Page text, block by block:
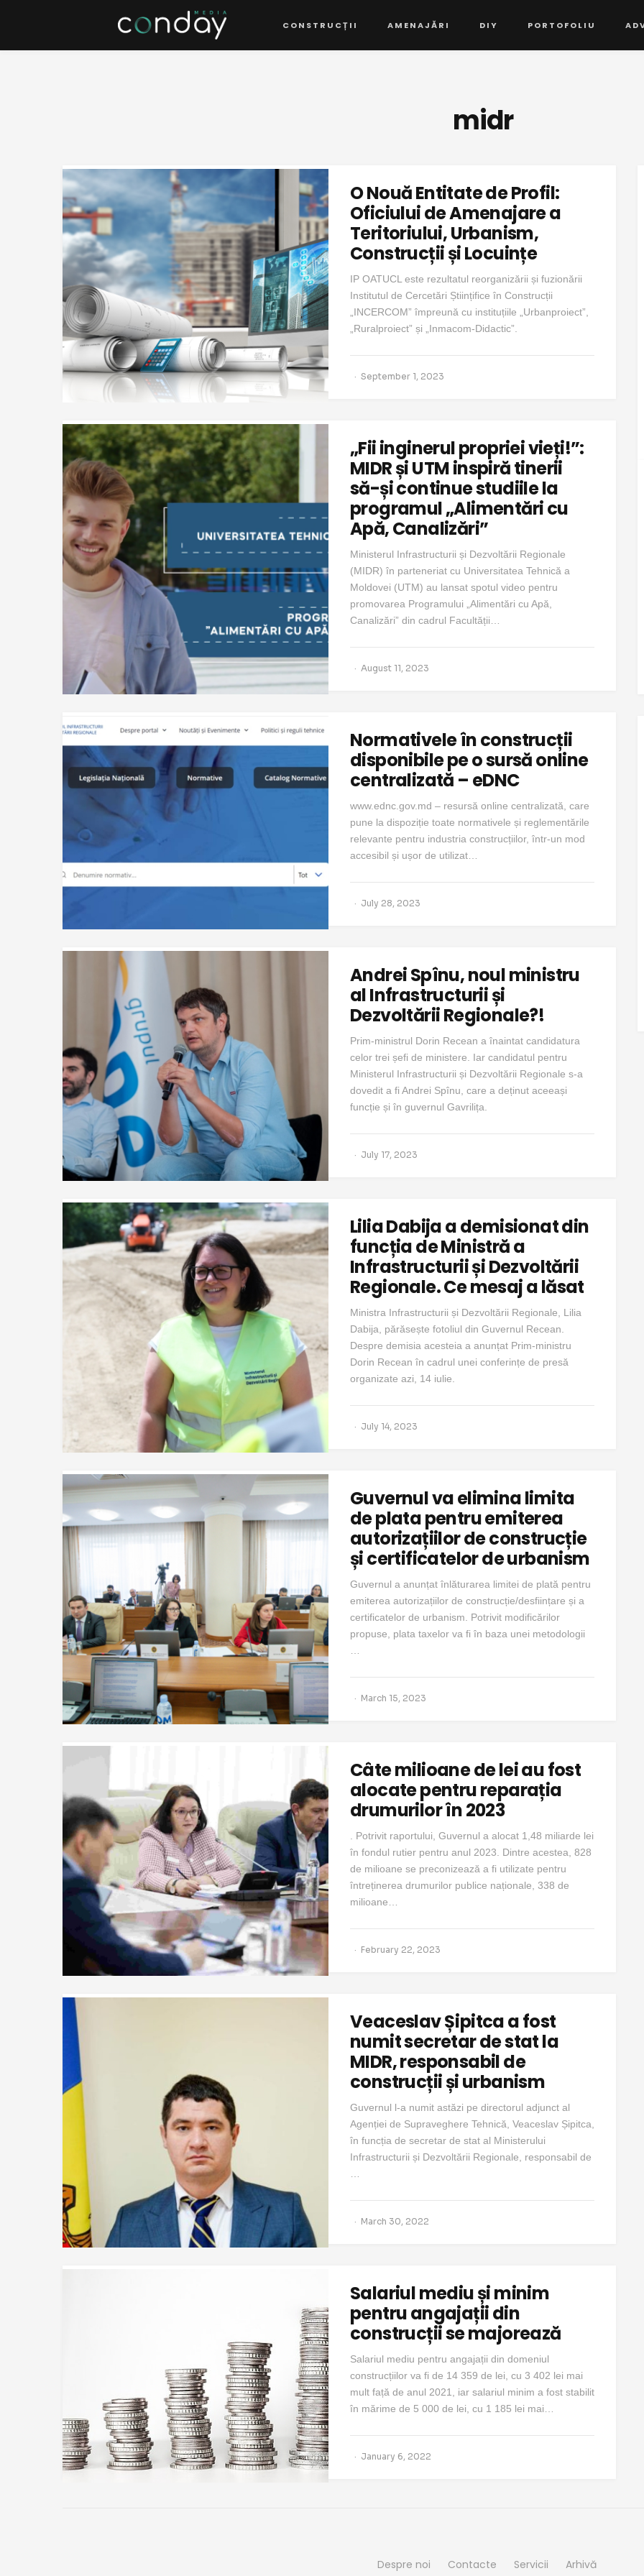
CONSTRUCȚII AMENAJĂRI DIY PORTOFOLIU
midr
O Nouă Entitate de Profil:
Oficiului de Amenajare a
Teritoriului, Urbanism,
Construcții și Locuințe
IP OATUCL este rezultatul reorganizării și fuzionării
Institutul de Cercetări Științifice în Construcții
„INCERCOM” împreună cu instituțiile „Urbanproiect”,
„Ruralproiect” și „Inmacom-Didactic”.
September 1, 2023
„Fii inginerul propriei vieți!”:
MIDR și UTM inspiră tinerii
să-și continue studiile la
programul „Alimentări cu
Apă, Canalizări”
Ministerul Infrastructurii și Dezvoltării Regionale
(MIDR) în parteneriat cu Universitatea Tehnică a
Moldovei (UTM) au lansat spotul video pentru
promovarea Programului „Alimentări cu Apă,
Canalizări” din cadrul Facultății…
August 11, 2023
Normativele în construcții
disponibile pe o sursă online
centralizată – eDNC
www.ednc.gov.md – resursă online centralizată, care
pune la dispoziție toate normativele și reglementările
relevante pentru industria construcțiilor, într-un mod
accesibil și ușor de utilizat…
July 28, 2023
Andrei Spînu, noul ministru
al Infrastructurii și
Dezvoltării Regionale?!
Prim-ministrul Dorin Recean a înaintat candidatura
celor trei șefi de ministere. Iar candidatul pentru
Ministerul Infrastructurii și Dezvoltării Regionale s-a
dovedit a fi Andrei Spînu, care a deținut aceeași
funcție și în guvernul Gavrilița.
July 17, 2023
Lilia Dabija a demisionat din
funcția de Ministră a
Infrastructurii și Dezvoltării
Regionale. Ce mesaj a lăsat
Ministra Infrastructurii și Dezvoltării Regionale, Lilia
Dabija, părăsește fotoliul din Guvernul Recean.
Despre demisia acesteia a anunțat Prim-ministru
Dorin Recean în cadrul unei conferințe de presă
organizate azi, 14 iulie.
July 14, 2023
Guvernul va elimina limita
de plata pentru emiterea
autorizațiilor de construcție
și certificatelor de urbanism
Guvernul a anunțat înlăturarea limitei de plată pentru
emiterea autorizațiilor de construcție/desființare și a
certificatelor de urbanism. Potrivit modificărilor
propuse, plata taxelor va fi în baza unei metodologii
March 15, 2023
Câte milioane de lei au fost
alocate pentru reparația
drumurilor în 2023
. Potrivit raportului, Guvernul a alocat 1,48 miliarde lei
în fondul rutier pentru anul 2023. Dintre acestea, 828
de milioane se preconizează a fi utilizate pentru
întreținerea drumurilor publice naționale, 338 de
milioane…
February 22, 2023
Veaceslav Șipitca a fost
numit secretar de stat la
MIDR, responsabil de
construcții și urbanism
Guvernul l-a numit astăzi pe directorul adjunct al
Agenției de Supraveghere Tehnică, Veaceslav Șipitca,
în funcția de secretar de stat al Ministerului
Infrastructurii și Dezvoltării Regionale, responsabil de
March 30, 2022
Salariul mediu și minim
pentru angajații din
construcții se majorează
Salariul mediu pentru angajații din domeniul
construcțiilor va fi de 14 359 de lei, cu 3 402 lei mai
mult față de anul 2021, iar salariul minim a fost stabilit
în mărime de 5 000 de lei, cu 1 185 lei mai…
January 6, 2022
Despre noi Contacte Servicii Arhivă